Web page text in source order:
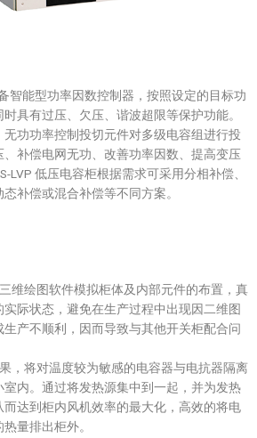
智能型功率因数控制器，按照设定的目标功
具有过压、欠压、谐波超限等保护功能。
功功率控制投切元件对多级电容组进行投
补偿电网无功、改善功率因数、提高变压
LVP 低压电容柜根据需求可采用分相补偿、
补偿或混合补偿等不同方案。
维绘图软件模拟柜体及内部元件的布置，真
际状态，避免在生产过程中出现因二维图
产不顺利，因而导致与其他开关柜配合问
，将对温度较为敏感的电容器与电抗器隔离
内。通过将发热源集中到一起，并为发热
达到柜内风机效率的最大化，高效的将电
量排出柜外。